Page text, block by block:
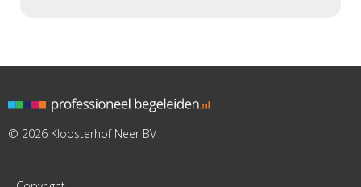
© 2026 Kloosterhof Neer BV